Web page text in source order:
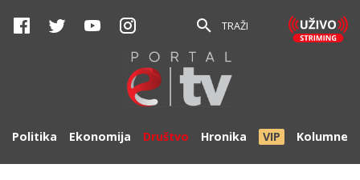
TRAŽI
Politika Ekonomija Društvo Hronika VIP Kolumne